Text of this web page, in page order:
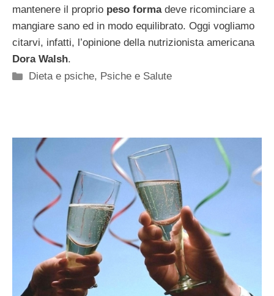
mantenere il proprio peso formadeve ricominciare a
mangiare sano ed in modo equilibrato. Oggi vogliamo
citarvi, infatti, l’opinione della nutrizionista americana
Dora Walsh.
Categorie
Dieta e psiche, Psiche e Salute